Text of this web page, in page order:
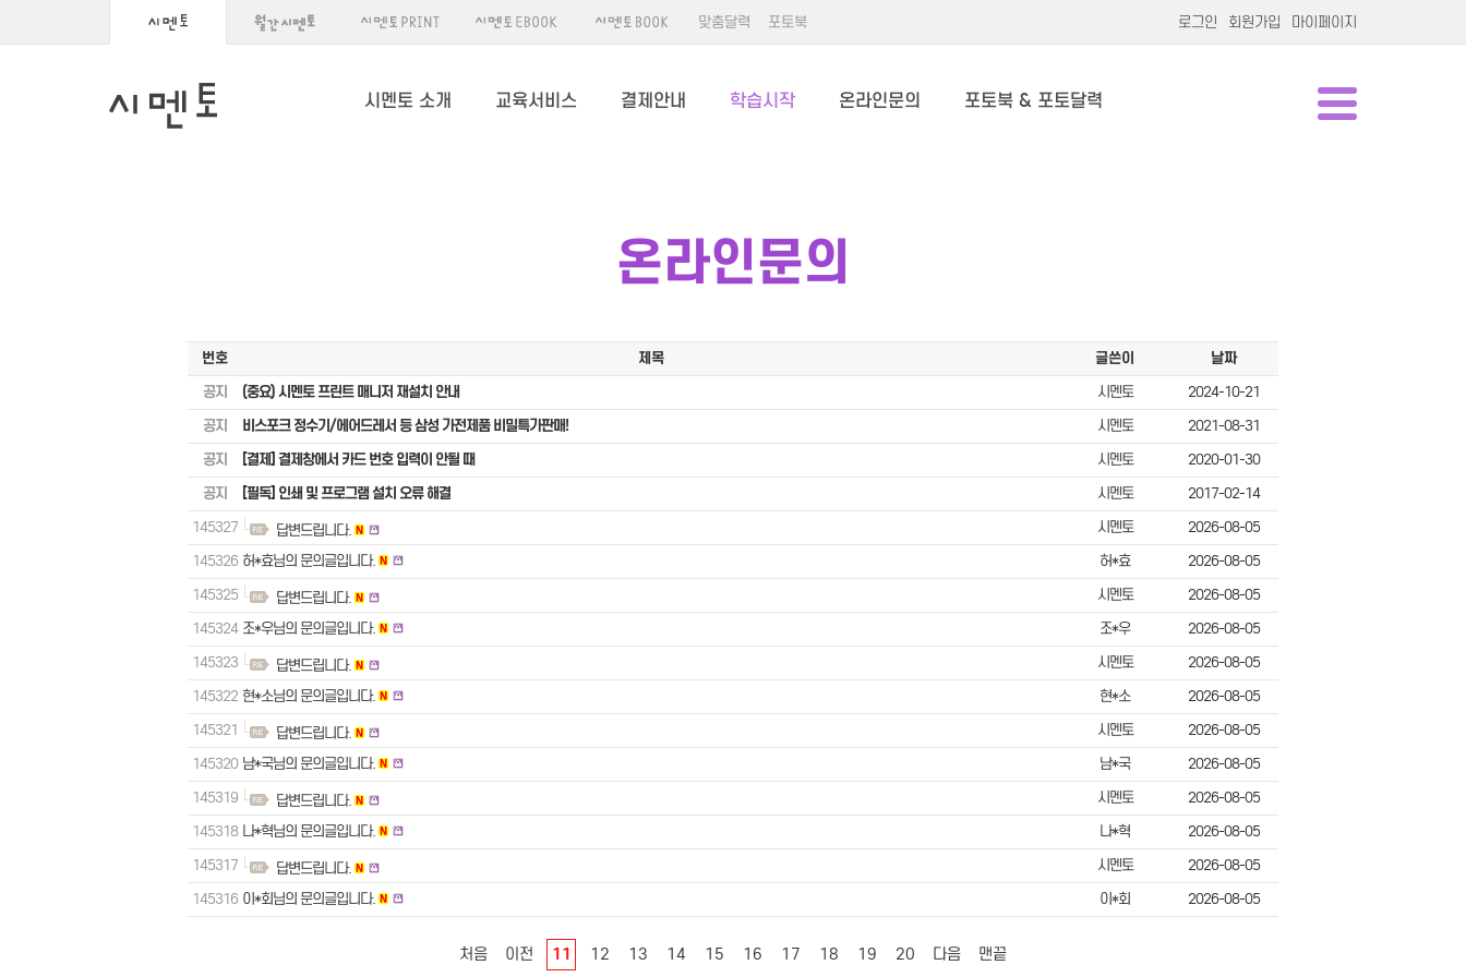
맞춤달력 포토북 로그인 회원가입 마이페이지
시멘토 소개 교육서비스 결제안내 학습시작 온라인문의 포토북 & 포토달력
온라인문의
번호 제목 글쓴이
날짜
공지
(중요) 시멘토 프린트 매니저 재설치 안내 시멘토
2024-10-21
공지
비스포크 정수기/에어드레서 등 삼성 가전제품 비밀특가판매! 시멘토
2021-08-31
공지
[결제] 결제창에서 카드 번호 입력이 안될 때 시멘토
2020-01-30
공지
[필독] 인쇄 및 프로그램 설치 오류 해결 시멘토
2017-02-14
145327
답변드립니다. 시멘토
2026-08-05
145326 허*효님의 문의글입니다. 허*효
2026-08-05
145325
답변드립니다. 시멘토
2026-08-05
145324 조*우님의 문의글입니다. 조*우
2026-08-05
145323
답변드립니다. 시멘토
2026-08-05
145322 현*소님의 문의글입니다. 현*소
2026-08-05
145321
답변드립니다. 시멘토
2026-08-05
145320 남*국님의 문의글입니다. 남*국
2026-08-05
145319
답변드립니다. 시멘토
2026-08-05
145318 나*혁님의 문의글입니다. 나*혁
2026-08-05
145317
답변드립니다. 시멘토
2026-08-05
145316 이*회님의 문의글입니다. 이*회 2026-08-05
처음 이전 11 12 13 14 15 16 17 18 19 20 다음 맨끝